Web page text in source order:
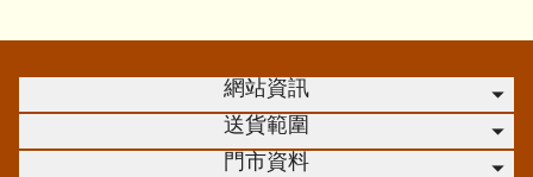
網站資訊
送貨範圍
門市資料